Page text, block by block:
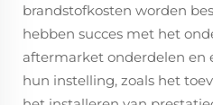
brandstofkosten worden
hebben succes met het
aftermarket onderdelen en
hun instelling, zoals het